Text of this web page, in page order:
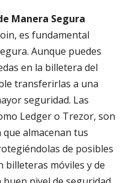
Manera Segura
es fundamental
Aunque puedes
en la billetera del
transferirlas a una
seguridad. Las
Ledger o Trezor, son
almacenan tus
de posibles
billeteras móviles y de